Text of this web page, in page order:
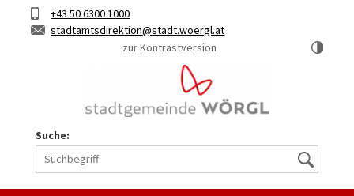
Hauptinhalt
KurztasteTelefon+43 50 6300 1000
E-
stadtamtsdirektion
stadt.woergl.at
zur Kontrastversion
Suche:
Suche